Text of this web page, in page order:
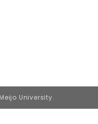
University.